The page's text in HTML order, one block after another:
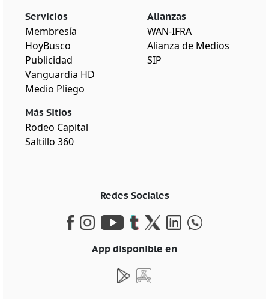
Servicios
Membresía
HoyBusco
Publicidad
Vanguardia HD
Medio Pliego
Más Sitios
Rodeo Capital
Saltillo 360
Alianzas
WAN-IFRA
Alianza de Medios
SIP
Redes Sociales
App disponible en